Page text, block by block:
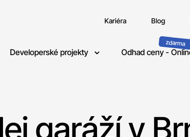
Kariéra Blog
Developerské projekty Odhad ceny -
garáží v